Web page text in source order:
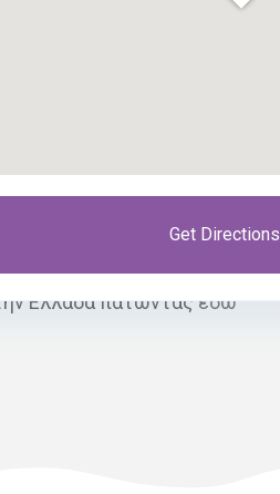
Get Directions
Ελλάδα πατώνταςεδώ